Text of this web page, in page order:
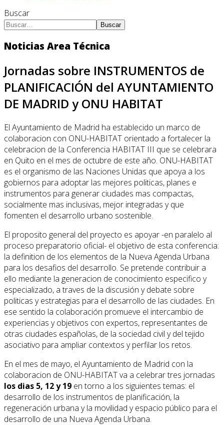
Buscar
Buscar
Noticias Area Técnica
Jornadas sobre INSTRUMENTOS de
PLANIFICACIÓN del AYUNTAMIENTO
DE MADRID y ONU HABITAT
El Ayuntamiento de Madrid ha establecido un marco de
colaboracion con ONU-HABITAT orientado a fortalecer la
celebracion de la Conferencia HABITAT III que se celebrara
en Quito en el mes de octubre de este año. ONU-HABITAT
es el organismo de las Naciones Unidas que apoya a los
gobiernos para adoptar las mejores politicas, planes e
instrumentos para generar ciudades mas compactas,
socialmente mas inclusivas, mejor integradas y que
fomenten el desarrollo urbano sostenible.
El proposito general del proyecto es apoyar -en paralelo al
proceso preparatorio oficial- el objetivo de esta conferencia:
la definition de los elementos de la Nueva Agenda Urbana
para los desafios del desarrollo. Se pretende contribuir a
ello mediante la generacion de conocimiento especifico y
especializado, a traves de la discusión y debate sobre
politicas y estrategias para el desarrollo de las ciudades. En
ese sentido la colaboración promueve el intercambio de
experiencias y objetivos con expertos, representantes de
otras ciudades españolas, de la sociedad civil y del tejido
asociativo para ampliar contextos y perfilar los retos.
En el mes de mayo, el Ayuntamiento de Madrid con la
colaboracion de ONU-HABITAT va a celebrar tres jornadas
los dias 5, 12 y 19 en torno a los siguientes temas: el
desarrollo de los instrumentos de planificación, la
regeneración urbana y la movilidad y espacio público para el
desarrollo de una Nueva Agenda Urbana.